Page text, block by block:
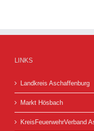
LINKS
Landkreis Aschaffenburg
Markt Hösbach
KreisFeuerwehrVerband